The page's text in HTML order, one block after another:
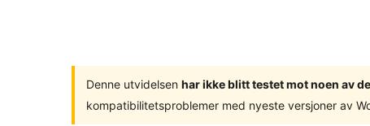
Denne utvidelsen har ikke blitt testet mot noen av
kompatibilitetsproblemer med nyeste versjoner av